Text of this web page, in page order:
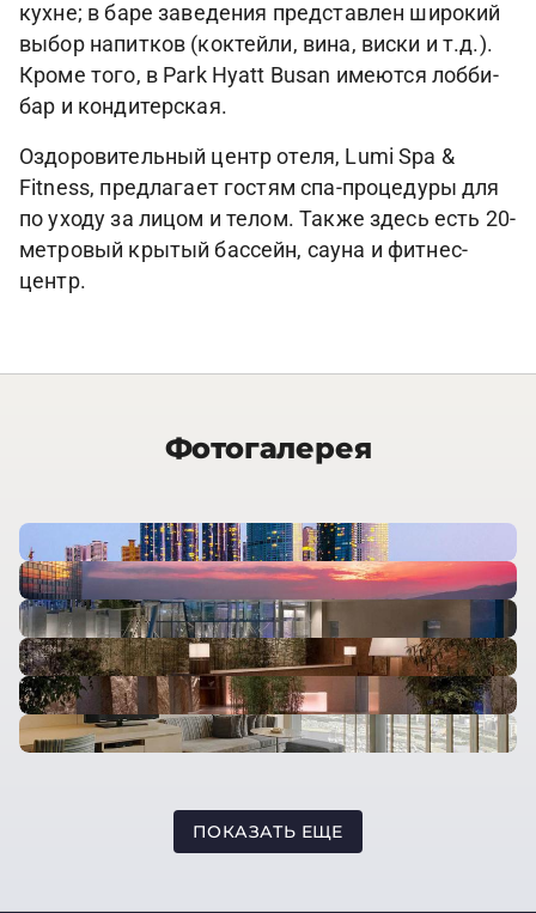
кухне; в баре заведения представлен широкий
выбор напитков (коктейли, вина, виски и т.д.).
Кроме того, в Park Hyatt Busan имеются лобби-
бар и кондитерская.
Оздоровительный центр отеля, Lumi Spa &
Fitness, предлагает гостям спа-процедуры для
по уходу за лицом и телом. Также здесь есть 20-
метровый крытый бассейн, сауна и фитнес-
центр.
Фотогалерея
ПОКАЗАТЬ ЕЩЕ